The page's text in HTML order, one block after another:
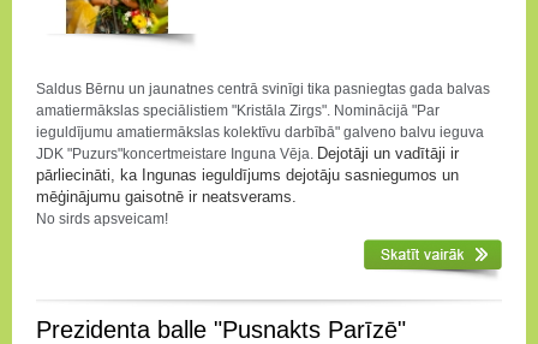
Saldus Bērnu un jaunatnes centrā svinīgi tika pasniegtas gada balvas
amatiermākslas speciālistiem "Kristāla Zirgs". Nominācijā "Par
ieguldījumu amatiermākslas kolektīvu darbībā" galveno balvu ieguva
JDK "Puzurs"koncertmeistare Inguna Vēja. Dejotāji un vadītāji ir
pārliecināti, ka Ingunas ieguldījums dejotāju sasniegumos un
mēģinājumu gaisotnē ir neatsverams.
No sirds apsveicam!
Prezidenta balle "Pusnakts Parīzē"